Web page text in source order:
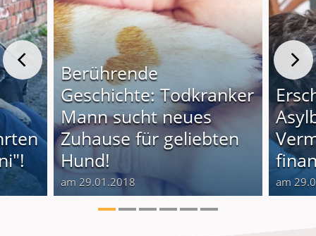
Berührende
Geschichte: Todkranker
Mann sucht neues
Zuhause für geliebten
Hund!
am 29.01.2018 am